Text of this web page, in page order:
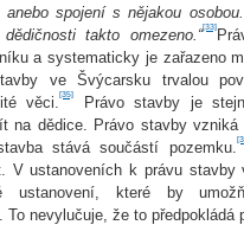
spojení s nějakou
takto omezeno.“[33]
a systematicky je zařazeno
ve Švýcarsku trvalou
věci. [35]
Právo stavby je
na dědice. Právo stavby vzniká
stává součástí pozemku.
V ustanoveních k právu stavby
ustanovení, které by
nevylučuje, že to předpokládá